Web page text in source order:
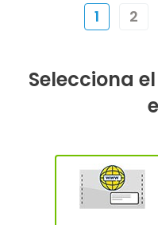
1 2
Selecciona